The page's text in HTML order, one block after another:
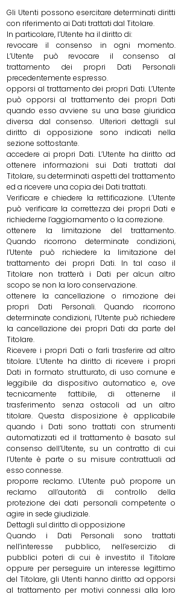
Gli Utenti possono esercitare determinati diritti
con riferimento ai Dati trattati dal Titolare.
In particolare, l’Utente ha il diritto di:
revocare il consenso in ogni momento.
L’Utente può revocare il consenso al
trattamento dei propri Dati Personali
precedentemente espresso.
opporsi al trattamento dei propri Dati. L’Utente
può opporsi al trattamento dei propri Dati
quando esso avviene su una base giuridica
diversa dal consenso. Ulteriori dettagli sul
diritto di opposizione sono indicati nella
sezione sottostante.
accedere ai propri Dati. L’Utente ha diritto ad
ottenere informazioni sui Dati trattati dal
Titolare, su determinati aspetti del trattamento
ed a ricevere una copia dei Dati trattati.
Verificare e chiedere la rettificazione. L’Utente
può verificare la correttezza dei propri Dati e
richiederne l’aggiornamento o la correzione.
ottenere la limitazione del trattamento.
Quando ricorrono determinate condizioni,
l’Utente può richiedere la limitazione del
trattamento dei propri Dati. In tal caso il
Titolare non tratterà i Dati per alcun altro
scopo se non la loro conservazione.
ottenere la cancellazione o rimozione dei
propri Dati Personali. Quando ricorrono
determinate condizioni, l’Utente può richiedere
la cancellazione dei propri Dati da parte del
Titolare.
Ricevere i propri Dati o farli trasferire ad altro
titolare. L’Utente ha diritto di ricevere i propri
Dati in formato strutturato, di uso comune e
leggibile da dispositivo automatico e, ove
tecnicamente fattibile, di ottenerne il
trasferimento senza ostacoli ad un altro
titolare. Questa disposizione è applicabile
quando i Dati sono trattati con strumenti
automatizzati ed il trattamento è basato sul
consenso dell’Utente, su un contratto di cui
l’Utente è parte o su misure contrattuali ad
esso connesse.
proporre reclamo. L’Utente può proporre un
reclamo all’autorità di controllo della
protezione dei dati personali competente o
agire in sede giudiziale.
Dettagli sul diritto di opposizione
Quando i Dati Personali sono trattati
nell’interesse pubblico, nell’esercizio di
pubblici poteri di cui è investito il Titolare
oppure per perseguire un interesse legittimo
del Titolare, gli Utenti hanno diritto ad opporsi
al trattamento per motivi connessi alla loro